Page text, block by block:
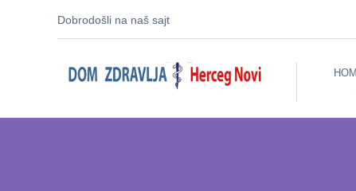
Dobrodošli na naš sajt